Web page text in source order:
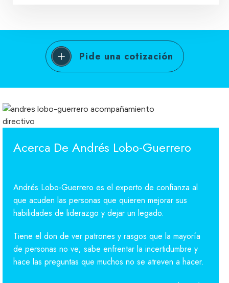
Pide una cotización
Acerca De Andrés Lobo-Guerrero
Andrés Lobo-Guerrero es el experto de confianza al
que acuden las personas que quieren mejorar sus
habilidades de liderazgo y dejar un legado.
Tiene el don de ver patrones y rasgos que la mayoría
de personas no ve; sabe enfrentar la incertidumbre y
hace las preguntas que muchos no se atreven a hacer.